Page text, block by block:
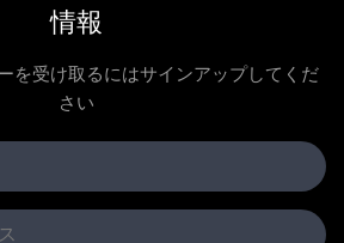
情報
を受け取るにはサインアップしてくだ
さい